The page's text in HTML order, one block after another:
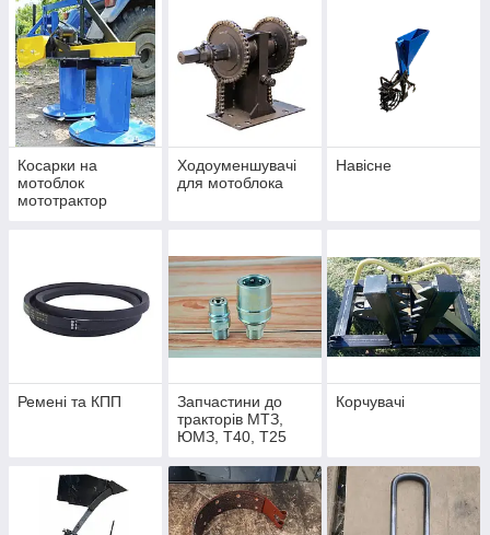
Косарки на
мотоблок
мототрактор
Ходоуменшувачі
для мотоблока
Навісне
Ремені та КПП
Запчастини до
тракторів МТЗ,
ЮМЗ, Т40, Т25
Корчувачі